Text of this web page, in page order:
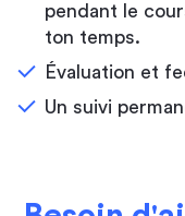
pendant le
ton temps.
Évaluation et
Un suivi